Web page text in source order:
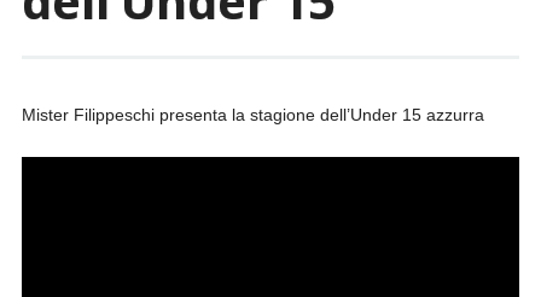
Mister Filippeschi presenta la stagione dell’Under 15 azzurra